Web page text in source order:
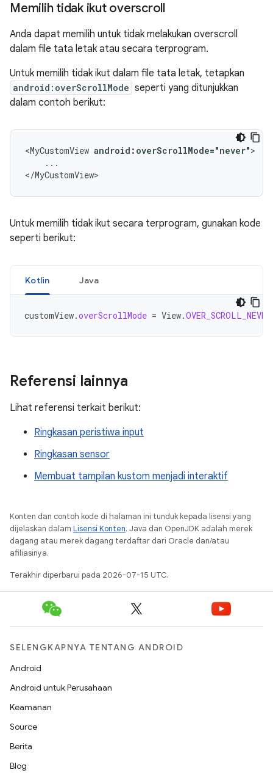
Memilih tidak ikut overscroll
Anda dapat memilih untuk tidak melakukan overscroll
dalam file tata letak atau secara terprogram.
Untuk memilih tidak ikut dalam file tata letak, tetapkan
android:overScrollMode seperti yang ditunjukkan
dalam contoh berikut:
<MyCustomView android:overScrollMode="never"
...
</MyCustomView>
Untuk memilih tidak ikut secara terprogram, gunakan kode
seperti berikut:
Kotlin Java
customView.overScrollMode = View.OVER_SCROLL_NEVER
Referensi lainnya
Lihat referensi terkait berikut:
Ringkasan peristiwa input
Ringkasan sensor
Membuat tampilan kustom menjadi interaktif
Konten dan contoh kode di halaman ini tunduk kepada lisensi yang
dijelaskan dalam Lisensi Konten. Java dan OpenJDK adalah merek
dagang atau merek dagang terdaftar dari Oracle dan/atau
afiliasinya.
Terakhir diperbarui pada 2026-07-15 UTC.
SELENGKAPNYA TENTANG ANDROID
Android
Android untuk Perusahaan
Keamanan
Source
Berita
Blog